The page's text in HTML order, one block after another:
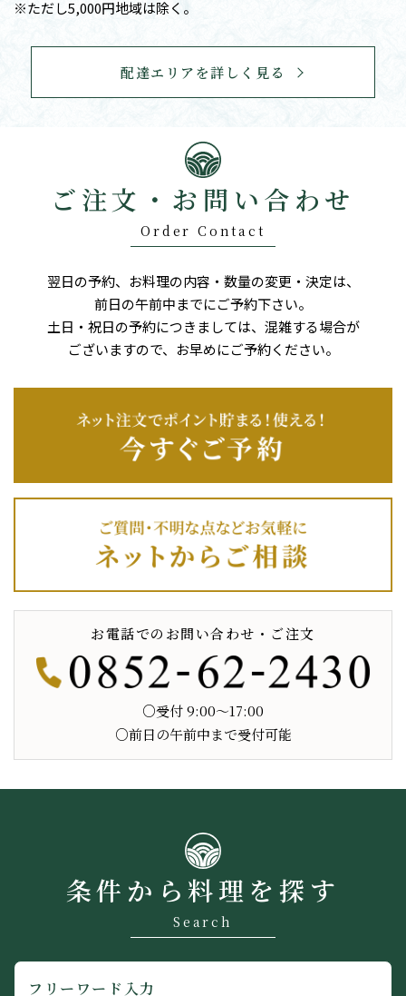
※ただし5,000円地域は除く。
配達エリアを詳しく見る
ご注文・お問い合わせ
Order Contact
翌日の予約、お料理の内容・数量の変更・決定は、
前日の午前中までにご予約下さい。
土日・祝日の予約につきましては、混雑する場合が
ございますので、お早めにご予約ください。
お電話でのお問い合わせ・ご注文
○受付 9:00〜17:00
○前日の午前中まで受付可能
条件から料理を探す
Search